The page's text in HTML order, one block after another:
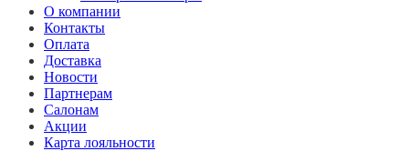
О компании
Контакты
Оплата
Доставка
Новости
Партнерам
Салонам
Акции
Карта лояльности